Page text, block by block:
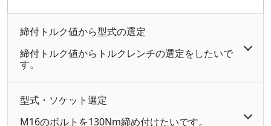
締付トルク値から型式の選定
締付トルク値からトルクレンチの選定をしたいで
す。
型式・ソケット選定
M16のボルトを130Nm締め付けたいです。